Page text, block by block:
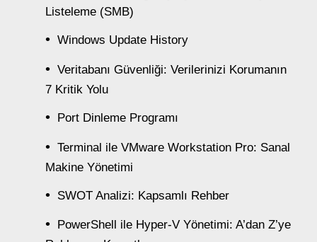
Listeleme (SMB)
Windows Update History
Veritabanı Güvenliği: Verilerinizi Korumanın
7 Kritik Yolu
Port Dinleme Programı
Terminal ile VMware Workstation Pro: Sanal
Makine Yönetimi
SWOT Analizi: Kapsamlı Rehber
PowerShell ile Hyper-V Yönetimi: A’dan Z’ye